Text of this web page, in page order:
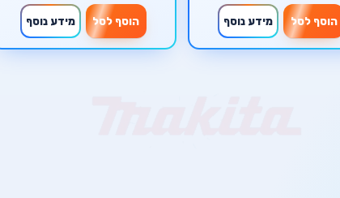
הוסף לסל מידע נוסף הוסף לסל מידע נוסף